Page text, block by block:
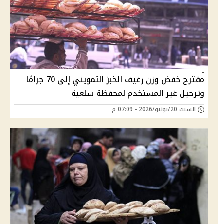
مقترح خفض وزن رغيف الخبز التمويني إلى 70 جرامًا
وترحيل غير المستخدم لمحفظة سلعية
السبت 20/يونيو/2026 - 07:09 م